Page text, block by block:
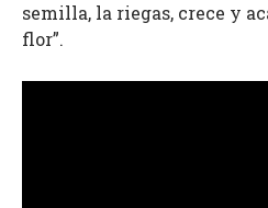
semilla, la riegas, crece y
flor”.